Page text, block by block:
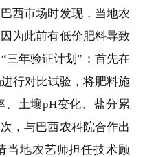
市场时发现，当地农
为此前有低价肥料导致
三年验证计划”：首先在
行对比试验，将肥料施
、土壤pH变化、盐分累
，与巴西农科院合作出
当地农艺师担任技术顾